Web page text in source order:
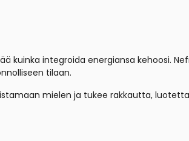
kuinka integroida energiansa kehoosi.
tilaan.
mielen ja tukee rakkautta,